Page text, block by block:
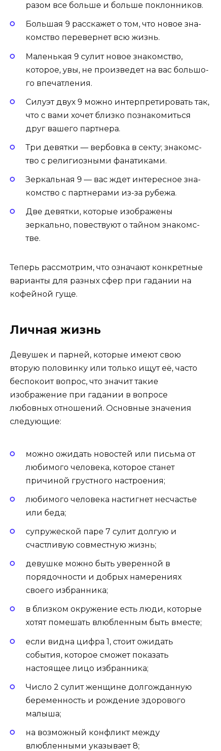
разом все боль­ше и больше пок­лонни­ков.
Боль­шая 9 расскажет о том, что новое зна­
комс­тво пе­ревер­нет всю жизнь.
Ма­лень­кая 9 сулит но­вое зна­комс­тво,
которое, увы, не про­из­ве­дет на вас боль­шо­
го впе­чат­ле­ния.
Силуэт двух 9 можно интерпретировать так,
что с ва­ми хо­чет близко поз­на­комить­ся
друг ва­шего пар­тне­ра.
Три де­вят­ки — вер­бовка в сек­ту; зна­комс­
тво с ре­лиги­оз­ны­ми фа­нати­ками.
Зеркальная 9 — вас ждет интересное зна­
комс­тво с пар­тне­рами из-за рубежа.
Две де­вят­ки, которые изображены
зеркально, повествуют о тай­ном зна­комс­
тве.
Теперь рассмотрим, что означают конкретные
варианты для разных сфер при гадании на
кофейной гуще.
Личная жизнь
Девушек и парней, которые имеют свою
вторую половинку или только ищут её, часто
беспокоит вопрос, что значит такие
изображение при гадании в вопросе
любовных отношений. Основные значения
следующие:
можно ожидать новостей или письма от
любимого человека, которое станет
причиной грустного настроения;
любимого человека настигнет несчастье
или беда;
супружеской паре 7 сулит долгую и
счастливую совместную жизнь;
девушке можно быть уверенной в
порядочности и добрых намерениях
своего избранника;
в близком окружение есть люди, которые
хотят помешать влюбленным быть вместе;
если видна цифра 1, стоит ожидать
события, которое сможет показать
настоящее лицо избранника;
Число 2 сулит женщине долгожданную
беременность и рождение здорового
малыша;
на возможный конфликт между
влюбленными указывает 8;